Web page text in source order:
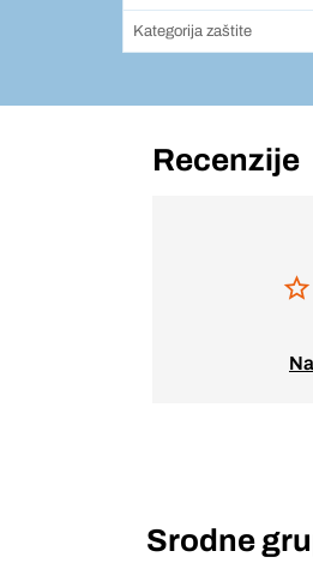
Kategorija zaštite
Recenzije
Srodne